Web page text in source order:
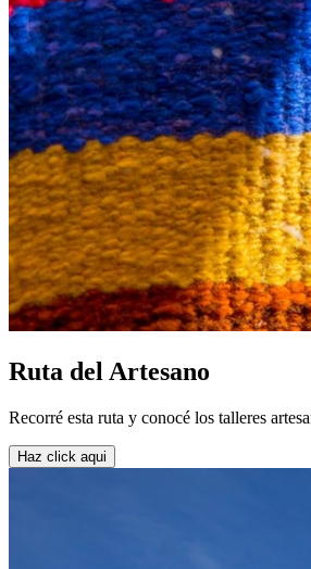
Ruta del Artesano
Recorré esta ruta y conocé los talleres
Haz click aqui